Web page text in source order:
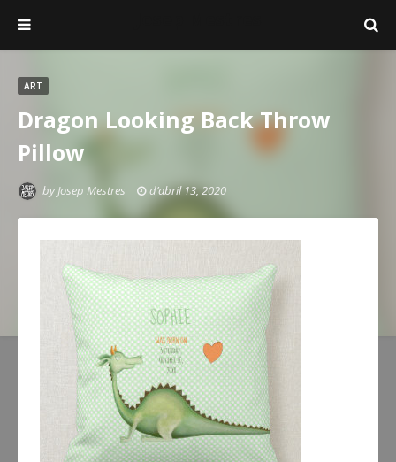
ART
Dragon Looking Back Throw
Pillow
by Josep Mestres d’abril 13, 2020